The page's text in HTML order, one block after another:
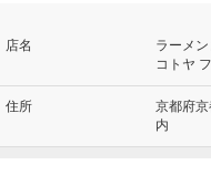
店名
ラーメ
コトヤ
住所
京都府
内